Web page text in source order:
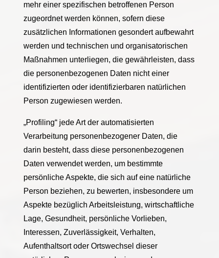
mehr einer spezifischen betroffenen Person
zugeordnet werden können, sofern diese
zusätzlichen Informationen gesondert aufbewahrt
werden und technischen und organisatorischen
Maßnahmen unterliegen, die gewährleisten, dass
die personenbezogenen Daten nicht einer
identifizierten oder identifizierbaren natürlichen
Person zugewiesen werden.
„Profiling“ jede Art der automatisierten
Verarbeitung personenbezogener Daten, die
darin besteht, dass diese personenbezogenen
Daten verwendet werden, um bestimmte
persönliche Aspekte, die sich auf eine natürliche
Person beziehen, zu bewerten, insbesondere um
Aspekte bezüglich Arbeitsleistung, wirtschaftliche
Lage, Gesundheit, persönliche Vorlieben,
Interessen, Zuverlässigkeit, Verhalten,
Aufenthaltsort oder Ortswechsel dieser